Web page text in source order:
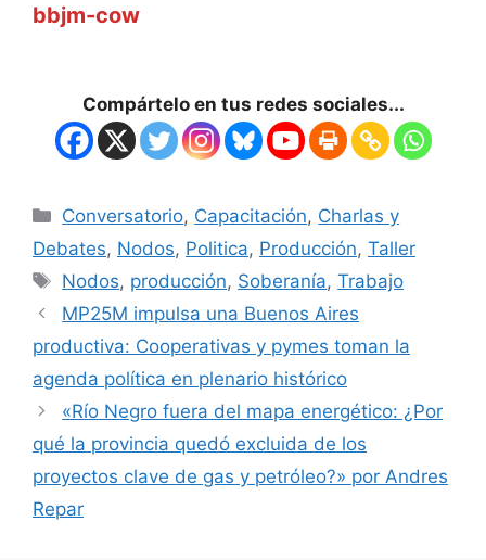
bbjm-cow
Compártelo en tus redes sociales...
Conversatorio, Capacitación, Charlas y
Debates, Nodos, Politica, Producción, Taller
Nodos, producción, Soberanía,Trabajo
MP25M impulsa una Buenos Aires
productiva: Cooperativas y pymes toman la
agenda política en plenario histórico
«Río Negro fuera del mapa energético: ¿Por
qué la provincia quedó excluida de los
proyectos clave de gas y petróleo?» por Andres
Repar